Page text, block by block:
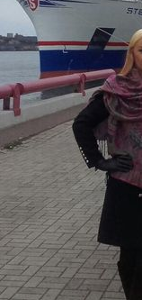
piederumi darbam